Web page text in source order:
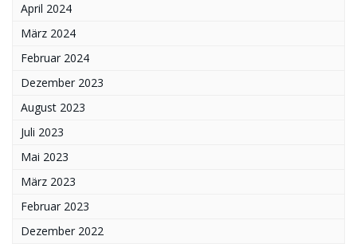
April 2024
März 2024
Februar 2024
Dezember 2023
August 2023
Juli 2023
Mai 2023
März 2023
Februar 2023
Dezember 2022